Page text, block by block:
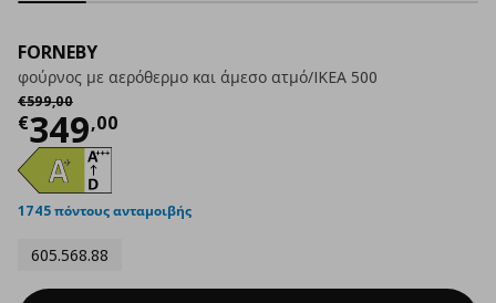
FORNEBY
φούρνος με αερόθερμο και άμεσο ατμό/IKEA 500
€599,00
Αρχική τιμή
€349,00
Τρέχουσα τιμή
1745 πόντους ανταμοιβής
605.568.88